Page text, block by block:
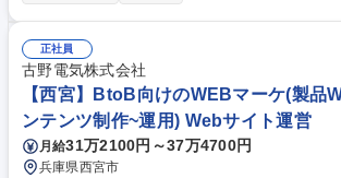
数は2～3件程度、各現場へは最低2名以上のチームで
表を含めた3名体制で現場に入ります。丁寧にお仕事
験の方も安心です。入社後8割程度は夜間勤務とな
準備や簡単な作業からスタートし、少しずつ清掃の
につけていただきます。 募集職種 【鹿児島/薩摩川内市】未経験歓迎/夜間
メインの店舗・エアコン清掃スタッフ
正社員
古野電気株式会社
【西宮】BtoB向けのWEBマーケ(製品
ンテンツ制作~運用) Webサイト運営
月給31万2100円～37万4700円
兵庫県西宮市